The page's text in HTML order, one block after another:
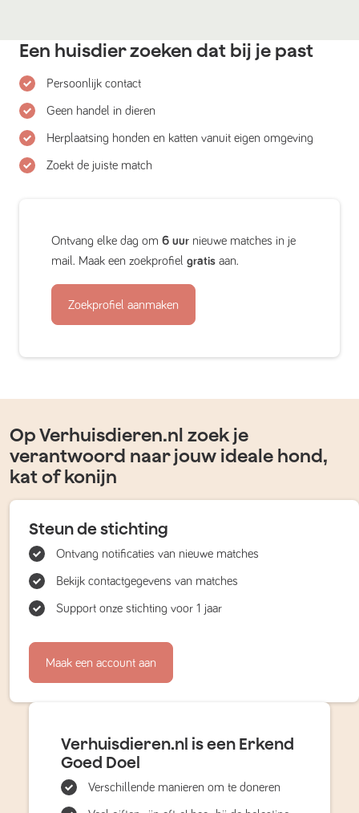
Een huisdier zoeken dat bij je past
Persoonlijk contact
Geen handel in dieren
Herplaatsing honden en katten vanuit eigen omgeving
Zoekt de juiste match
Ontvang elke dag om 6 uur nieuwe matches in je
mail. Maak een zoekprofiel gratis aan.
Zoekprofiel aanmaken
Op Verhuisdieren.nl zoek je
verantwoord naar jouw ideale hond,
kat of konijn
Steun de stichting
Ontvang notificaties van nieuwe matches
Bekijk contactgegevens van matches
Support onze stichting voor 1 jaar
Maak een account aan
Verhuisdieren.nl is een Erkend
Goed Doel
Verschillende manieren om te doneren